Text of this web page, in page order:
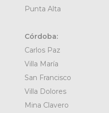
Punta Alta
Córdoba:
Carlos Paz
Villa María
San Francisco
Villa Dolores
Mina Clavero